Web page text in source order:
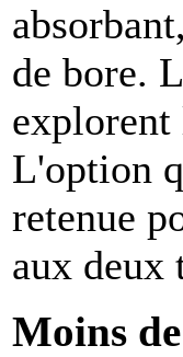
de bore.
explorent
L'option
retenue
aux deux
Moins